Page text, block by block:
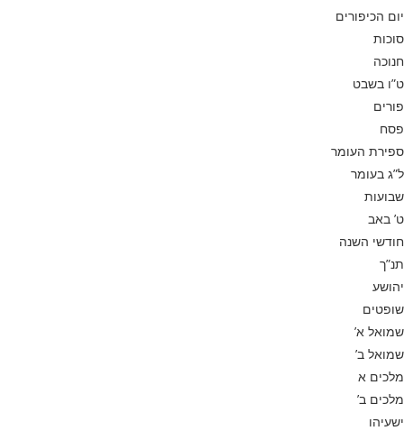
יום הכיפורים
סוכות
חנוכה
ט”ו בשבט
פורים
פסח
ספירת העומר
ל”ג בעומר
שבועות
ט’ באב
חודשי השנה
תנ”ך
יהושע
שופטים
שמואל א’
שמואל ב’
מלכים א
מלכים ב’
ישעיהו